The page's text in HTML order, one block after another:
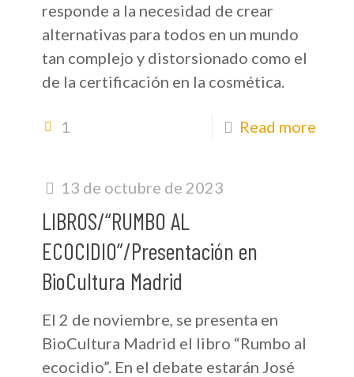
responde a la necesidad de crear
alternativas para todos en un mundo
tan complejo y distorsionado como el
de la certificación en la cosmética.
1 Read more
13 de octubre de 2023
LIBROS/“RUMBO AL
ECOCIDIO”/Presentación en
BioCultura Madrid
El 2 de noviembre, se presenta en
BioCultura Madrid el libro “Rumbo al
ecocidio”. En el debate estarán José